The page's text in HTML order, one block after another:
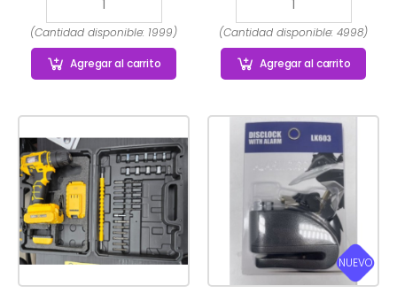
(Cantidad disponible: 1999)
Agregaral carrito
(Cantidad disponible: 4998)
Agregaral carrito
NUEVO